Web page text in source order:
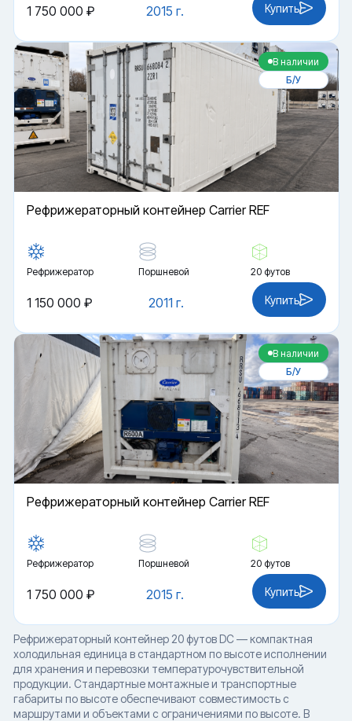
2015 г.
1 750 000 ₽ Купить
В наличии
Б/У
Рефрижераторный контейнер Carrier REF
Рефрижератор Поршневой 20 футов
2011 г.
1 150 000 ₽ Купить
В наличии
Б/У
Рефрижераторный контейнер Carrier REF
Рефрижератор Поршневой 20 футов
2015 г.
1 750 000 ₽ Купить
Рефрижераторный контейнер 20 футов DC — компактная
холодильная единица в стандартном по высоте исполнении
для хранения и перевозки температурочувствительной
продукции. Стандартные монтажные и транспортные
габариты по высоте обеспечивают совместимость с
маршрутами и объектами с ограничениями по высоте. В